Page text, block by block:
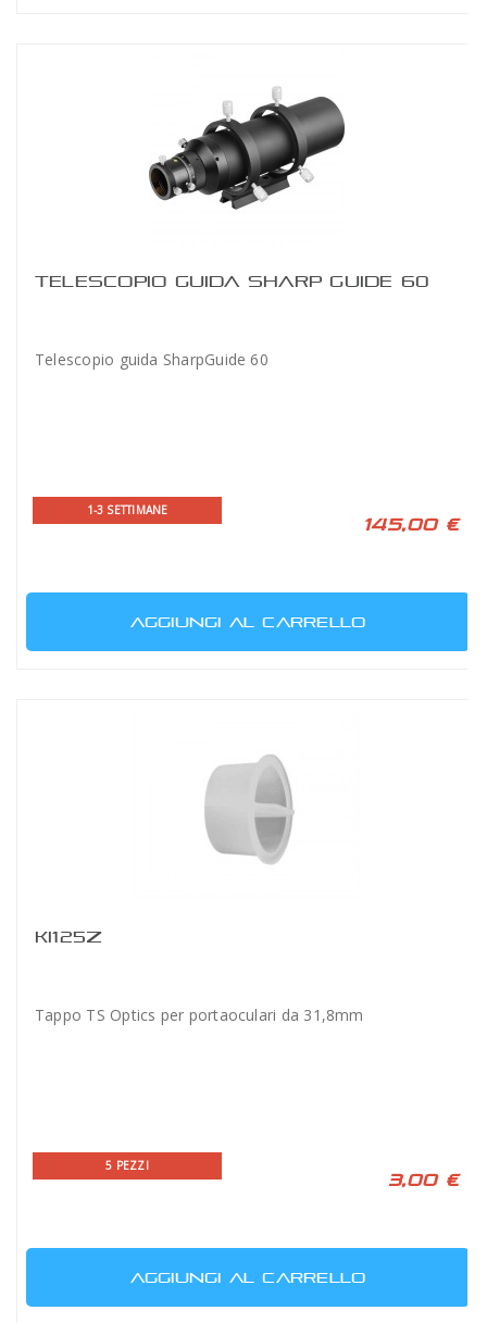
TELESCOPIO GUIDA SHARP GUIDE 60
Telescopio guida SharpGuide 60
1-3 SETTIMANE
145,00 €
AGGIUNGI AL CARRELLO
KI125Z
Tappo TS Optics per portaoculari da 31,8mm
5 PEZZI
3,00 €
AGGIUNGI AL CARRELLO